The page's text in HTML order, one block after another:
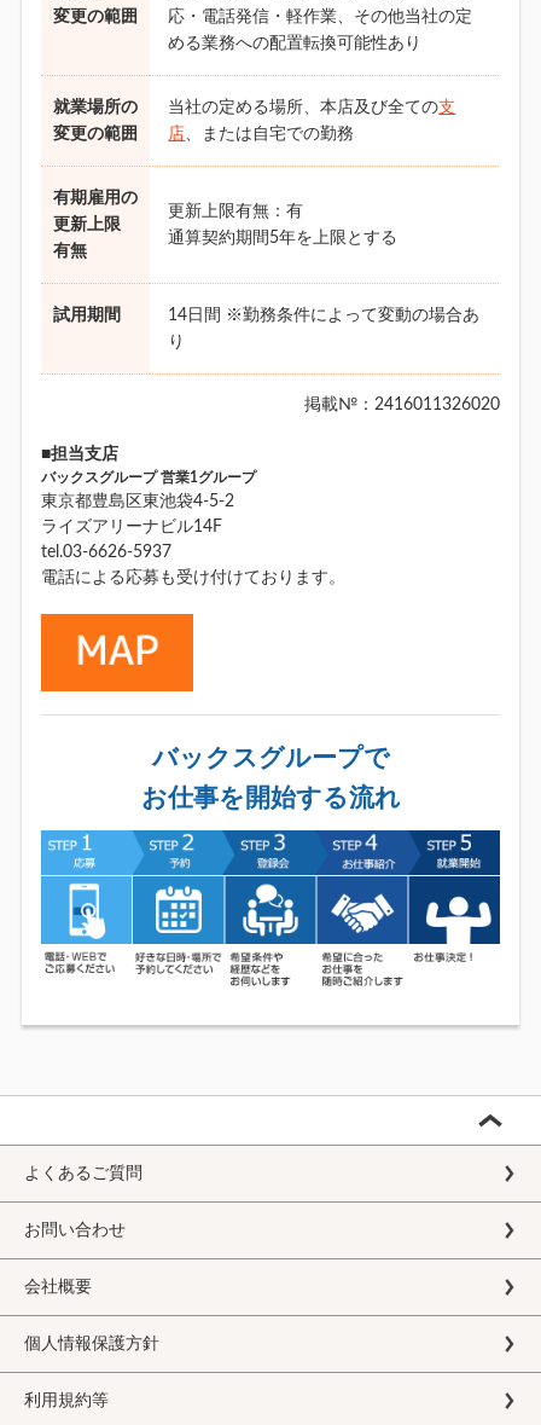
変更の範囲
応・電話発信・軽作業、その他当社の定
める業務への配置転換可能性あり
就業場所の
変更の範囲
当社の定める場所、本店及び全ての支
店、または自宅での勤務
有期雇用の
更新上限
有無
更新上限有無：有
通算契約期間5年を上限とする
試用期間
14日間 ※勤務条件によって変動の場合あ
り
掲載№：2416011326020
■担当支店
バックスグループ 営業1グループ
東京都豊島区東池袋4-5-2
ライズアリーナビル14F
tel.03-6626-5937
電話による応募も受け付けております。
バックスグループで
お仕事を開始する流れ
よくあるご質問
お問い合わせ
会社概要
個人情報保護方針
利用規約等